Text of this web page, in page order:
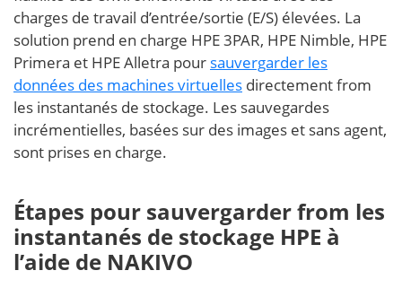
charges de travail d’entrée/sortie (E/S) élevées. La
solution prend en charge HPE 3PAR, HPE Nimble, HPE
Primera et HPE Alletra pour sauvergarder les
données des machines virtuelles directement from
les instantanés de stockage. Les sauvegardes
incrémentielles, basées sur des images et sans agent,
sont prises en charge.
Étapes pour sauvergarder from les
instantanés de stockage HPE à
l’aide de NAKIVO